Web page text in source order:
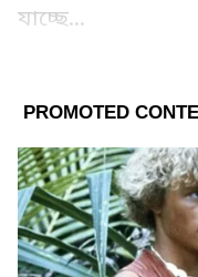
যাচ্ছে...
২৪ ক্যারেট –– ১
গতকালের থেকে
সোনার দাম
টাকা কমলো।। ১০০
টাকা, গতকালের